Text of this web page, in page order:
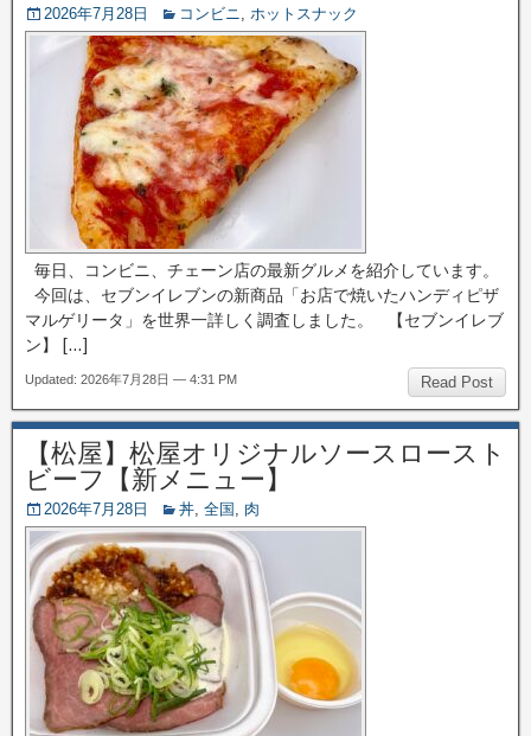
2026年7月28日 コンビニ, ホットスナック
毎日、コンビニ、チェーン店の最新グルメを紹介しています。
今回は、セブンイレブンの新商品「お店で焼いたハンディピザ
マルゲリータ」を世界一詳しく調査しました。 【セブンイレブ
ン】 […]
Read Post
Updated: 2026年7月28日 — 4:31 PM
【松屋】松屋オリジナルソースロースト
ビーフ【新メニュー】
2026年7月28日 丼, 全国 , 肉